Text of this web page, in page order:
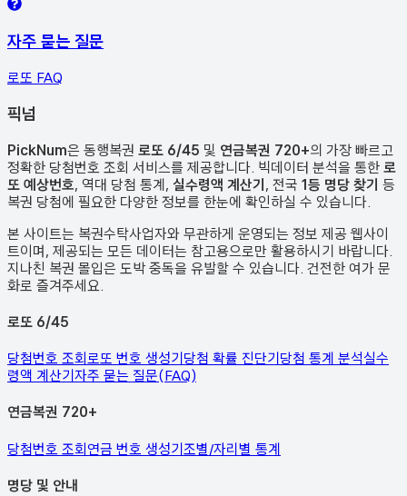
자주 묻는 질문
로또 FAQ
픽넘
PickNum은 동행복권 로또 6/45 및 연금복권 720+의 가장 빠르고
정확한 당첨번호 조회 서비스를 제공합니다. 빅데이터 분석을 통한 로
또 예상번호, 역대 당첨 통계, 실수령액 계산기, 전국 1등 명당 찾기 등
복권 당첨에 필요한 다양한 정보를 한눈에 확인하실 수 있습니다.
본 사이트는 복권수탁사업자와 무관하게 운영되는 정보 제공 웹사이
트이며, 제공되는 모든 데이터는 참고용으로만 활용하시기 바랍니다.
지나친 복권 몰입은 도박 중독을 유발할 수 있습니다. 건전한 여가 문
화로 즐겨주세요.
로또 6/45
당첨번호 조회로또 번호 생성기당첨 확률 진단기당첨 통계 분석실수
령액 계산기자주 묻는 질문(FAQ)
연금복권 720+
당첨번호 조회연금 번호 생성기조별/자리별 통계
명당 및 안내